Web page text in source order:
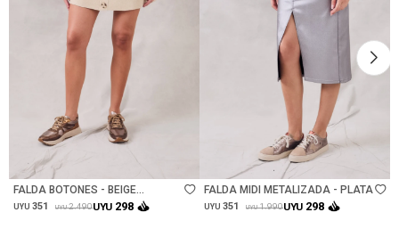
Talle
FALDA BOTONES - BEIGE
MELANGE
UYU 351 UYU 2.490UYU 298
FALDA MIDI METALIZADA - PLATA
UYU 351 UYU 1.990UYU 298